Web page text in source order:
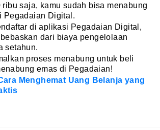
ribu saja, kamu sudah bisa menabung
Pegadaian Digital.
di aplikasi Pegadaian Digital,
dari biaya pengelolaan
setahun.
proses menabung untuk beli
emas di Pegadaian!
Menghemat Uang Belanja yang